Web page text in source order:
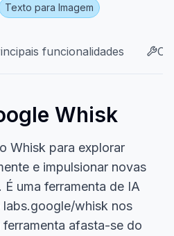
Texto para Imagem
funcionalidades
Whisk
Whisk para explorar
e impulsionar novas
uma ferramenta de IA
whisk nos
afasta-se do